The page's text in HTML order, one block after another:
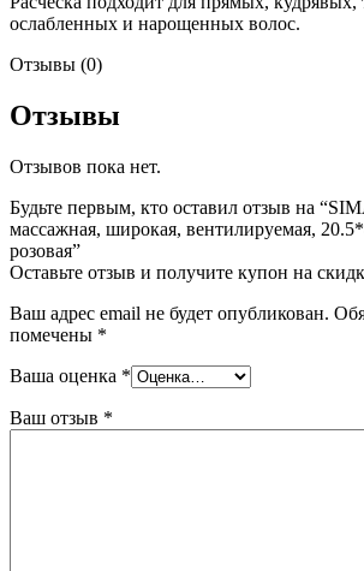
ослабленных и нарощенных волос.
Отзывы (0)
Отзывы
Отзывов пока нет.
Будьте первым, кто оставил отзыв на
массажная, широкая, вентилируемая,
розовая”
Оставьте отзыв и получите купон на
Ваш адрес email не будет опубликован.
помечены *
Ваша оценка *
Ваш отзыв *